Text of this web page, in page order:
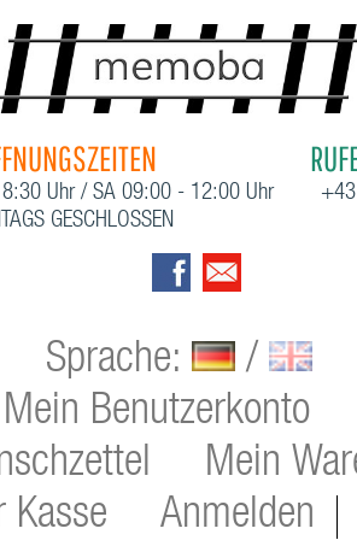
Uhr / SA 09:00 - 12:00 Uhr
GESCHLOSSEN
Sprache:
/
Mein Benutzerkonto
Mein
Kasse
Anmelden